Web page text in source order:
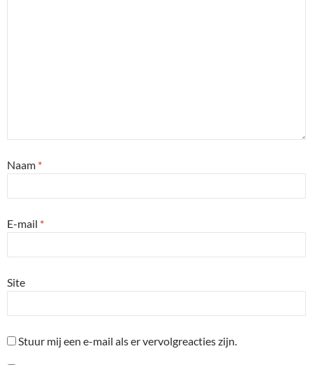
Naam *
E-mail *
Site
Stuur mij een e-mail als er vervolgreacties zijn.